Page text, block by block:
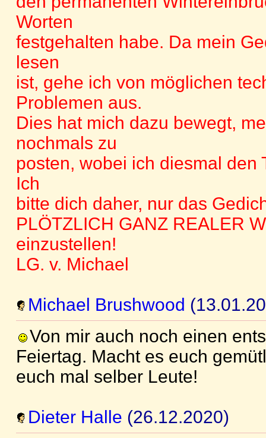
Worten
festgehalten habe. Da mein
lesen
ist, gehe ich von möglichen
Problemen aus.
Dies hat mich dazu bewegt,
nochmals zu
posten, wobei ich diesmal den
Ich
bitte dich daher, nur das
PLÖTZLICH GANZ REALER
einzustellen!
LG. v. Michael
Michael Brushwood
Von mir auch noch einen
Feiertag. Macht es euch
euch mal selber Leute!
Dieter Halle (26.12.2020)